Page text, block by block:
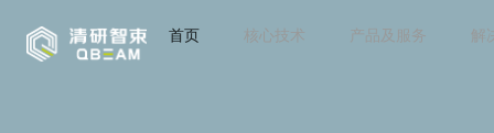
首页 核心技术 产品及服务 解